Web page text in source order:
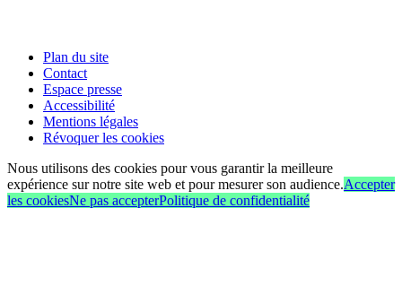
Plan du site
Contact
Espace presse
Accessibilité
Mentions légales
Révoquer les cookies
Nous utilisons des cookies pour vous garantir la meilleure
expérience sur notre site web et pour mesurer son audience.Accepter
les cookiesNe pas accepterPolitique de confidentialité